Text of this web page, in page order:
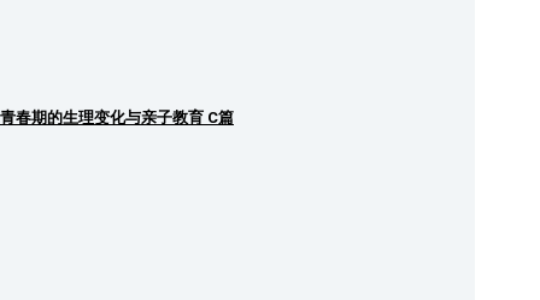
青春期的生理变化与亲子教育 C篇